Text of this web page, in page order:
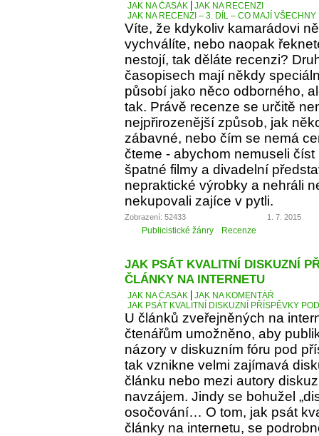
JAK NA ČASÁK
JAK NA RECENZI
JAK NA RECENZI – 3. DÍL – CO MAJÍ
Víte, že kdykoliv kamarádovi
vychválíte, nebo naopak
nestojí, tak děláte recenzi?
časopisech mají někdy
působí jako něco odborného,
tak. Právě recenze se určitě
nejpřirozenější způsob, jak
zábavné, nebo čím se nemá
čteme - abychom nemuseli
špatné filmy a divadelní
nepraktické výrobky a nehráli
nekupovali zajíce v pytli.
Zobrazení: 52433 1. 7. 2015
Publicistické žánry Recenze
JAK PSÁT KVALITNÍ DISKUZNÍ
ČLÁNKY NA INTERNETU
JAK NA ČASÁK
JAK NA KOMENTÁŘ
JAK PSÁT KVALITNÍ DISKUZNÍ PŘÍSPĚVKY
U článků zveřejněných na
čtenářům umožněno, aby
názory v diskuzním fóru pod
tak vznikne velmi zajímavá
článku nebo mezi autory
navzájem. Jindy se bohužel
osočování… O tom, jak psát
články na internetu, se